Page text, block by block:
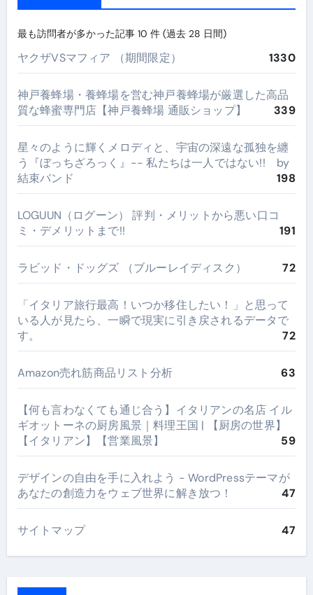
最も訪問者が多かった記事 10 件 (過去 28 日間)
ヤクザVSマフィア （期間限定） 1330
神戸養蜂場・養蜂場を営む神戸養蜂場が厳選した高品
質な蜂蜜専門店【神戸養蜂場 通販ショップ】
339
星々のように輝くメロディと、宇宙の深遠な孤独を纏
う『ぼっちざろっく』-- 私たちは一人ではない!! by
結束バンド
198
LOGUUN（ログーン） 評判・メリットから悪い口コ
ミ・デメリットまで!!
191
ラビッド・ドッグズ （ブルーレイディスク） 72
​「イタリア旅行最高！いつか移住したい！」と思って
いる人が見たら、一瞬で現実に引き戻されるデータで
す。
72
Amazon売れ筋商品リスト分析 63
【何も言わなくても通じ合う】イタリアンの名店 イル
ギオットーネの厨房風景｜料理王国 | 【厨房の世界】
【イタリアン】【営業風景】
59
デザインの自由を手に入れよう - WordPressテーマが
あなたの創造力をウェブ世界に解き放つ！
47
サイトマップ 47